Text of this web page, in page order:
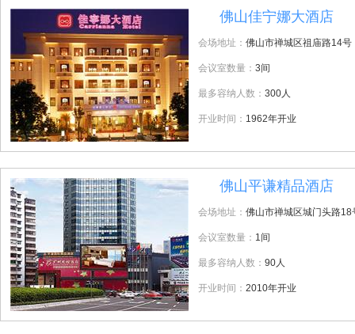
佛山佳宁娜大酒店
会场地址： 佛山市禅城区祖庙路14号
会议室数量： 3间
最多容纳人数： 300人
开业时间： 1962年开业
佛山平谦精品酒店
会场地址： 佛山市禅城区城门头路18
会议室数量： 1间
最多容纳人数： 90人
开业时间： 2010年开业